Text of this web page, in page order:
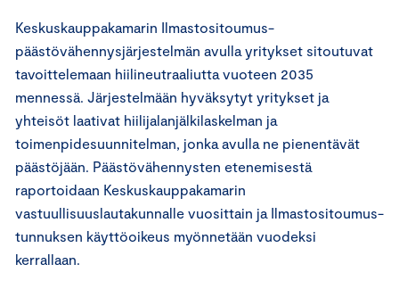
Keskuskauppakamarin Ilmastositoumus-
päästövähennysjärjestelmän avulla yritykset sitoutuvat
tavoittelemaan hiilineutraaliutta vuoteen 2035
mennessä. Järjestelmään hyväksytyt yritykset ja
yhteisöt laativat hiilijalanjälkilaskelman ja
toimenpidesuunnitelman, jonka avulla ne pienentävät
päästöjään. Päästövähennysten etenemisestä
raportoidaan Keskuskauppakamarin
vastuullisuuslautakunnalle vuosittain ja Ilmastositoumus-
tunnuksen käyttöoikeus myönnetään vuodeksi
kerrallaan.